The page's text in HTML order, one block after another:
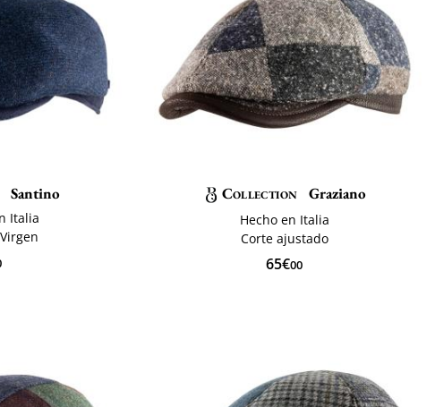
Santino
Italia
Collection Graziano
Hecho en Italia
Corte ajustado
65€00